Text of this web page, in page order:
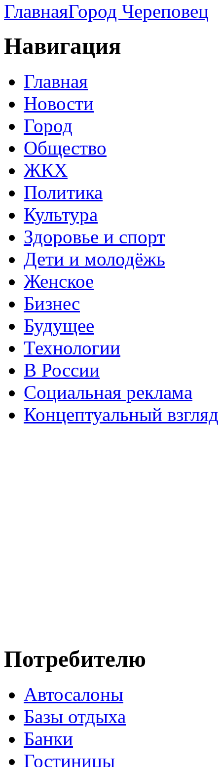
ГлавнаяГород Череповец
Навигация
Главная
Новости
Город
Общество
ЖКХ
Политика
Культура
Здоровье и спорт
Дети и молодёжь
Женское
Бизнес
Будущее
Технологии
В России
Социальная реклама
Концептуальный взгляд
Потребителю
Автосалоны
Базы отдыха
Банки
Гостиницы